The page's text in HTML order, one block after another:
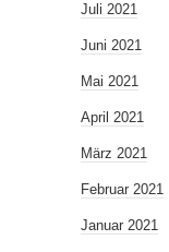
Juli 2021
Juni 2021
Mai 2021
April 2021
März 2021
Februar 2021
Januar 2021